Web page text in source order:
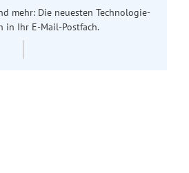
mehr: Die neuesten Technologie-
in Ihr E-Mail-Postfach.